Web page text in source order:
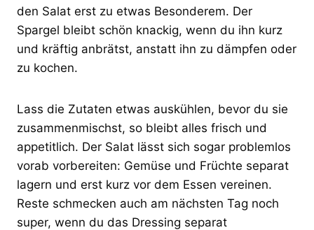
den Salat erst zu etwas Besonderem. Der
Spargel bleibt schön knackig, wenn du ihn kurz
und kräftig anbrätst, anstatt ihn zu dämpfen oder
zu kochen.
Lass die Zutaten etwas auskühlen, bevor du sie
zusammenmischst, so bleibt alles frisch und
appetitlich. Der Salat lässt sich sogar problemlos
vorab vorbereiten: Gemüse und Früchte separat
lagern und erst kurz vor dem Essen vereinen.
Reste schmecken auch am nächsten Tag noch
super, wenn du das Dressing separat